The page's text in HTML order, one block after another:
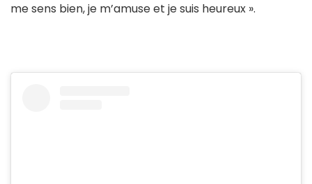
me sens bien, je m’amuse et je suis heureux ».